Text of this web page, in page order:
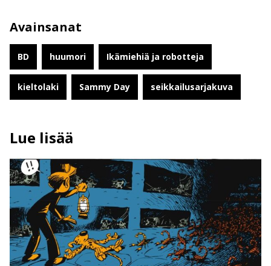
Avainsanat
BD huumori Ikämiehiä ja robotteja
kieltolaki Sammy Day seikkailusarjakuva
Lue lisää